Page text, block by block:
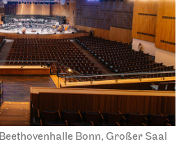
Beethovenhalle Bonn, Großer Saal